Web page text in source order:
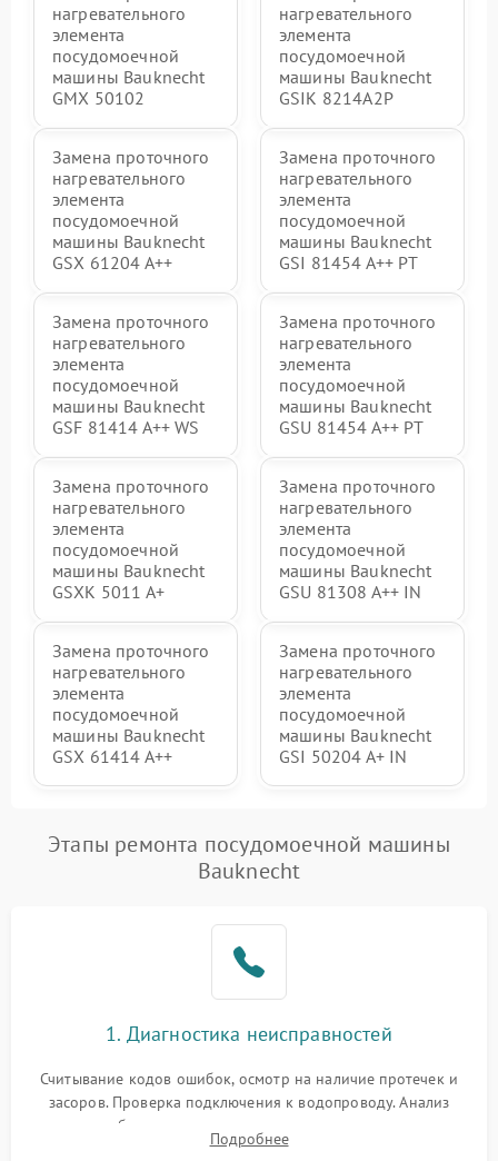
нагревательного
элемента
посудомоечной
машины Bauknecht
GMX 50102
нагревательного
элемента
посудомоечной
машины Bauknecht
GSIK 8214A2P
Замена проточного
нагревательного
элемента
посудомоечной
машины Bauknecht
GSX 61204 A++
Замена проточного
нагревательного
элемента
посудомоечной
машины Bauknecht
GSI 81454 A++ PT
Замена проточного
нагревательного
элемента
посудомоечной
машины Bauknecht
GSF 81414 A++ WS
Замена проточного
нагревательного
элемента
посудомоечной
машины Bauknecht
GSU 81454 A++ PT
Замена проточного
нагревательного
элемента
посудомоечной
машины Bauknecht
GSXK 5011 A+
Замена проточного
нагревательного
элемента
посудомоечной
машины Bauknecht
GSU 81308 A++ IN
Замена проточного
нагревательного
элемента
посудомоечной
машины Bauknecht
GSX 61414 A++
Замена проточного
нагревательного
элемента
посудомоечной
машины Bauknecht
GSI 50204 A+ IN
Этапы ремонта посудомоечной машины
Bauknecht
1. Диагностика неисправностей
Считывание кодов ошибок, осмотр на наличие протечек и
засоров. Проверка подключения к водопроводу. Анализ
жалоб на отсутствие слива, нагрева, вращения
разбрызгивателей или срабатывание системы защиты
Подробнее